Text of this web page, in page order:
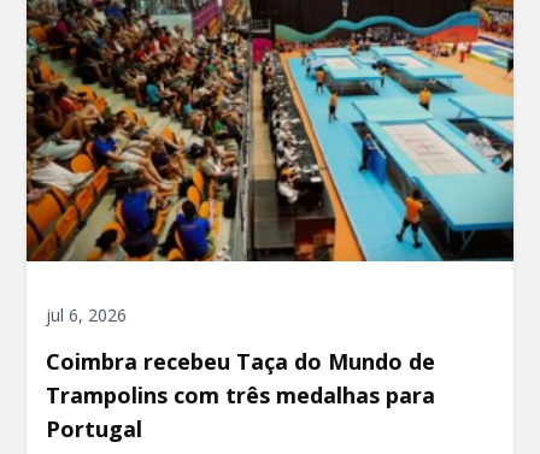
jul 6, 2026
Coimbra recebeu Taça do Mundo de
Trampolins com três medalhas para
Portugal